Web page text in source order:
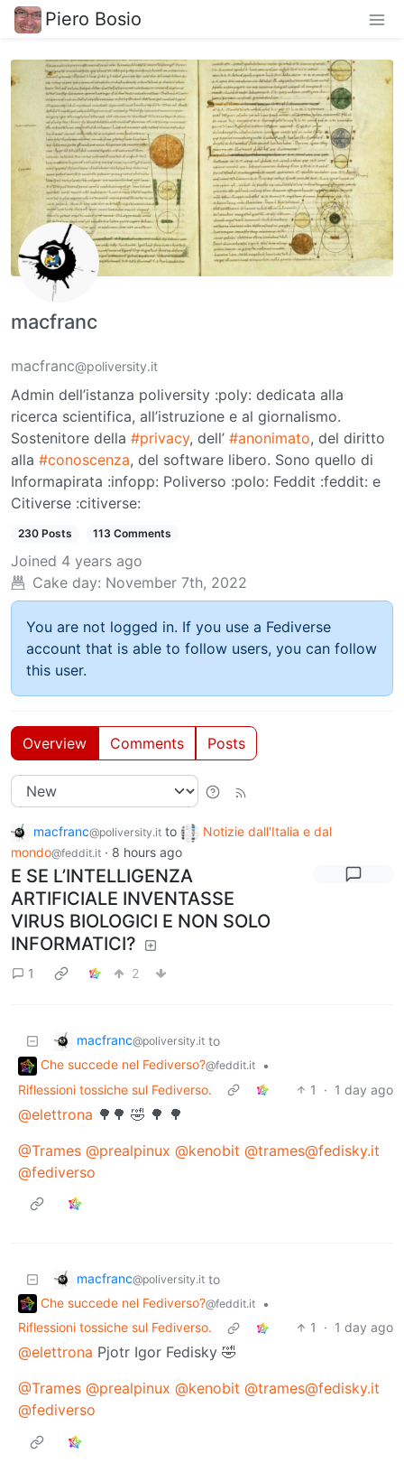
Piero Bosio
macfranc
macfranc@poliversity.it
Admin dell’istanza poliversity :poly: dedicata alla
ricerca scientifica, all’istruzione e al giornalismo.
Sostenitore della #privacy, dell’ #anonimato, del diritto
alla #conoscenza, del software libero. Sono quello di
Informapirata :infopp: Poliverso :polo: Feddit :feddit: e
Citiverse :citiverse:
230 Posts 113 Comments
Joined 4 years ago
Cake day: November 7th, 2022
You are not logged in. If you use a Fediverse
account that is able to follow users, you can follow
this user.
Overview Comments Posts
macfranc@poliversity.it to
Notizie dall'Italia e dal
mondo@feddit.it · 8 hours ago
E SE L’INTELLIGENZA
ARTIFICIALE INVENTASSE
VIRUS BIOLOGICI E NON SOLO
INFORMATICI?
1 2
macfranc@poliversity.it to
Che succede nel Fediverso?@feddit.it
•
Riflessioni tossiche sul Fediverso.
1 · 1 day ago
@elettrona 🌳🌳 🤣 🌳 🌳
@Trames @prealpinux @kenobit @trames@fedisky.it
@fediverso
macfranc@poliversity.it to
Che succede nel Fediverso?@feddit.it
•
Riflessioni tossiche sul Fediverso.
1 · 1 day ago
@elettrona Pjotr Igor Fedisky 🤣
@Trames @prealpinux @kenobit @trames@fedisky.it
@fediverso